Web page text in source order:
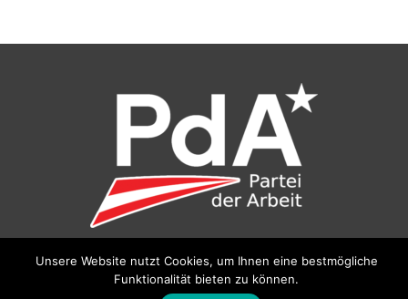
©Partei der Arbeit (PdA), Bundesbüro: Drorygasse 21, 1030
Wien, E‑Mail:pda@parteiderarbeit.at|Impressum
Unsere Website nutzt Cookies, um Ihnen eine bestmögliche
Funktionalität bieten zu können.